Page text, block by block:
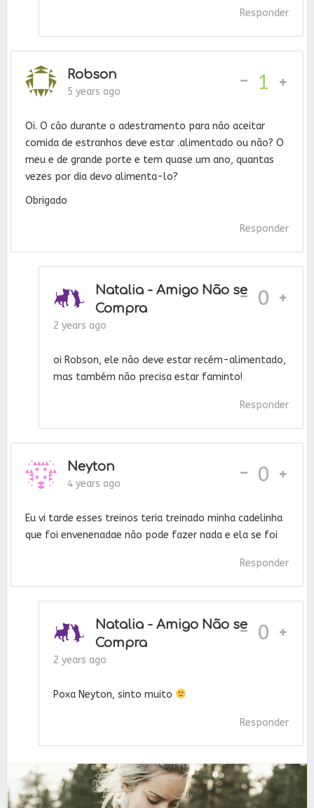
Responder
Robson
5 years ago - 1
Oi. O cão durante o adestramento para não aceitar
comida de estranhos deve estar .alimentado ou não? O
meu e de grande porte e tem quase um ano, quantas
vezes por dia devo alimenta-lo?
Obrigado
Responder
Natalia - Amigo Não se
Compra
2 years ago
- 0
oi Robson, ele não deve estar recém-alimentado,
mas também não precisa estar faminto!
Responder
Neyton
4 years ago - 0
Eu vi tarde esses treinos teria treinado minha cadelinha
que foi envenenadae não pode fazer nada e ela se foi
Responder
Natalia - Amigo Não se
Compra
2 years ago
- 0
Poxa Neyton, sinto muito
Responder